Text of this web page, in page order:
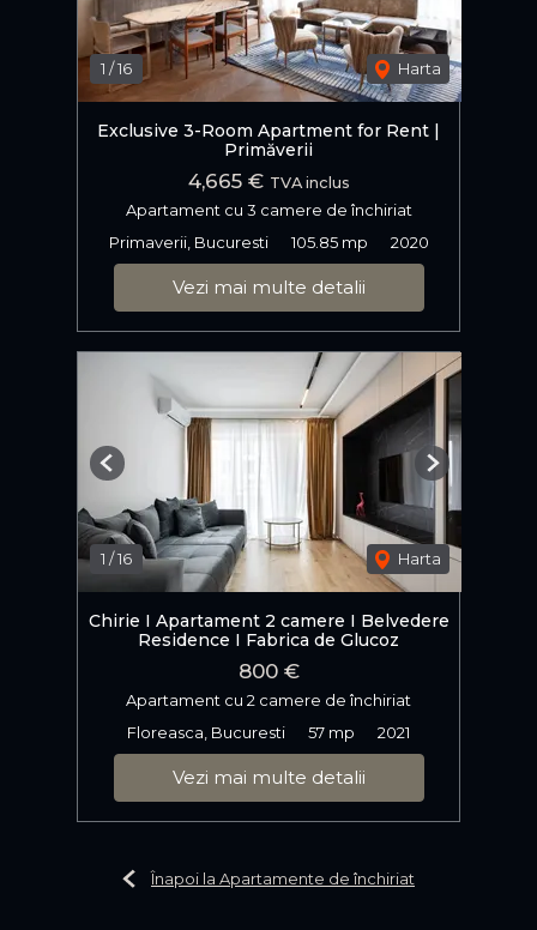
1 /16 Harta
Exclusive 3-Room Apartment for Rent |
Primăverii
4,665 € TVA inclus
Apartament cu 3 camere de închiriat
Primaverii, Bucuresti
105.85 mp 2020
Vezi mai multe detalii
1 /16 Harta
Previous Next
Chirie I Apartament 2 camere I Belvedere
Residence I Fabrica de Glucoz
800 €
Apartament cu 2 camere de închiriat
Floreasca, Bucuresti
57 mp 2021
Vezi mai multe detalii
Înapoi la Apartamente de închiriat